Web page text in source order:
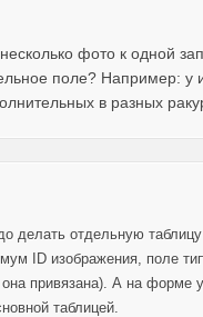
фото к одной
поле? Например: у
в разных
делать отдельную
ID изображения, поле
она привязана). А на форме
таблицей.